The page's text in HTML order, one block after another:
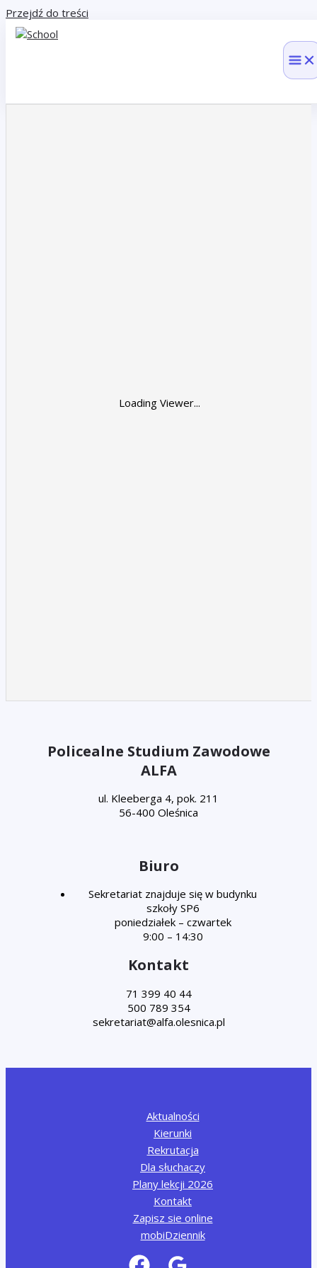
Przejdź do treści
Loading Viewer...
Policealne Studium Zawodowe
ALFA
ul. Kleeberga 4, pok. 211
56-400 Oleśnica
Biuro
Sekretariat znajduje się w budynku
szkoły SP6
poniedziałek – czwartek
9:00 – 14:30
Kontakt
71 399 40 44
500 789 354
Aktualności
Kierunki
Rekrutacja
Dla słuchaczy
Plany lekcji 2026
Kontakt
Zapisz sie online
mobiDziennik